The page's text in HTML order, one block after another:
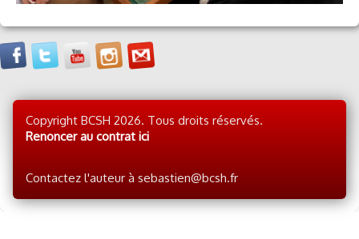
Copyright BCSH 2026. Tous droits réservés.
Renoncer au contrat ici
Contactez l'auteur à sebastien@bcsh.fr